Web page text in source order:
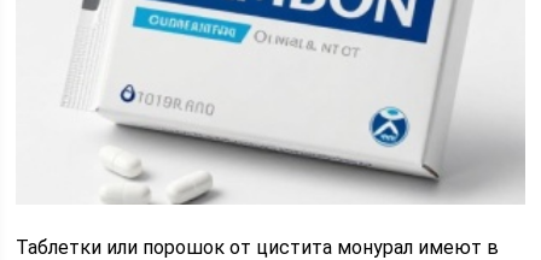
Таблетки или порошок от цистита монурал имеют в